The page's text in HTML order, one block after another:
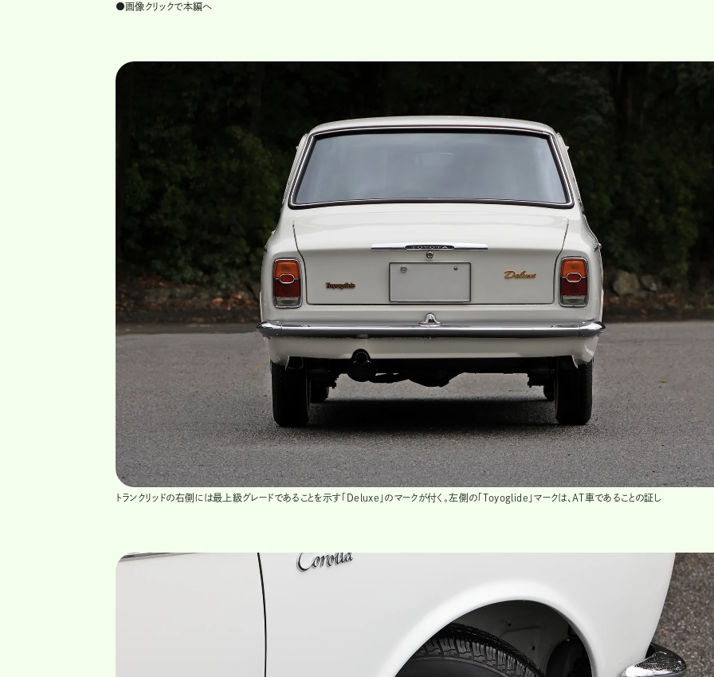
●画像クリックで本編へ
トランクリッドの右側には最上級グレードであることを示す「Deluxe」のマークが付く。左側の「Toyoglide」マークは、AT車であることの証し